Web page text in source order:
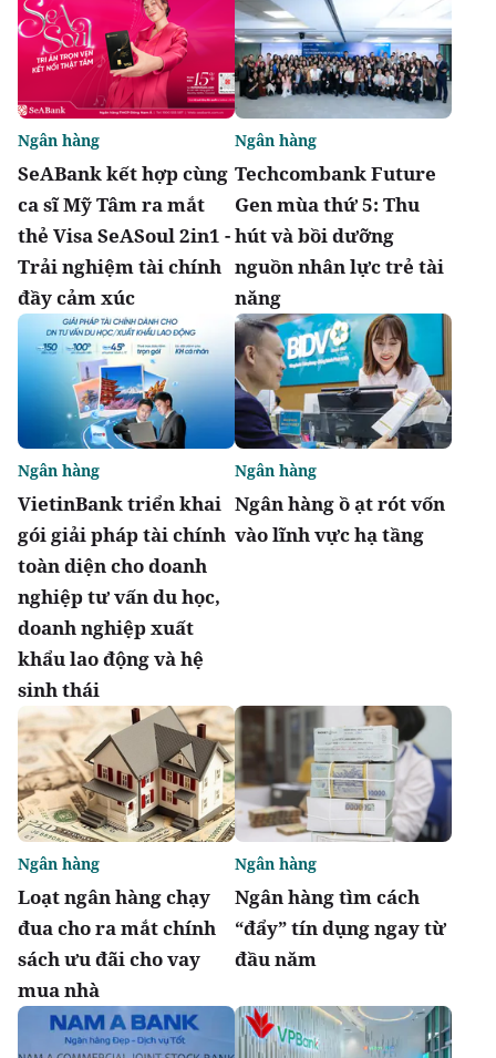
SeABank kết hợp cùng
ca sĩ Mỹ Tâm ra mắt
thẻ Visa SeASoul 2in1 -
Trải nghiệm tài chính
đầy cảm xúc
Ngân hàng
Techcombank Future
Gen mùa thứ 5: Thu
hút và bồi dưỡng
nguồn nhân lực trẻ tài
năng
Ngân hàng
VietinBank triển khai
gói giải pháp tài chính
toàn diện cho doanh
nghiệp tư vấn du học,
doanh nghiệp xuất
khẩu lao động và hệ
sinh thái
Ngân hàng
Ngân hàng ồ ạt rót vốn
vào lĩnh vực hạ tầng
Ngân hàng
Loạt ngân hàng chạy
đua cho ra mắt chính
sách ưu đãi cho vay
mua nhà
Ngân hàng
Ngân hàng tìm cách
“đẩy” tín dụng ngay từ
đầu năm
Ngân hàng